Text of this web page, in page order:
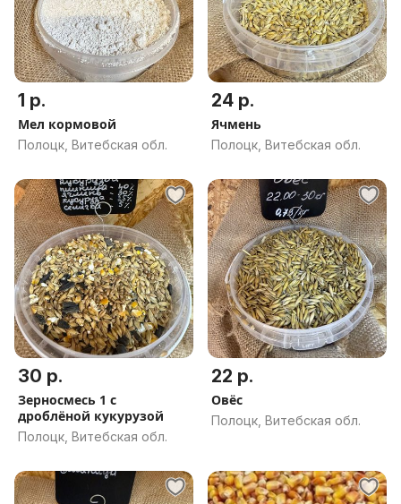
1 р.
Мел кормовой
Полоцк, Витебская обл.
24 р.
Ячмень
Полоцк, Витебская обл.
30 р.
Зерносмесь 1 с
дроблёной кукурузой
Полоцк, Витебская обл.
22 р.
Овёс
Полоцк, Витебская обл.